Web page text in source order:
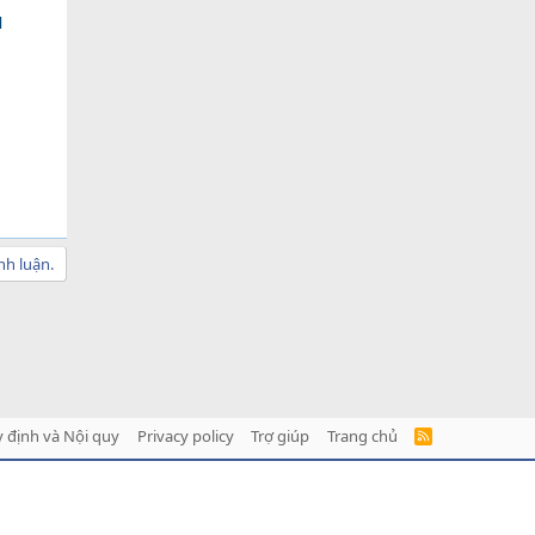
luận.
định và Nội quy Privacy policy Trợ giúp Trang chủ
R